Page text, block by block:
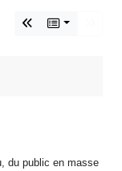
du public en masse